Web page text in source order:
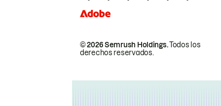
© 2026 Semrush Holdings.Todos los
derechos reservados.